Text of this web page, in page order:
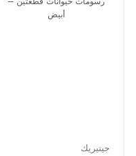
جينيريك